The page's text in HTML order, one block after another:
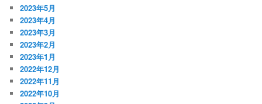
2023年5月
2023年4月
2023年3月
2023年2月
2023年1月
2022年12月
2022年11月
2022年10月